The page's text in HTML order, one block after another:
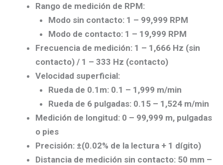
Rango de medición de RPM:
Modo sin contacto:1 – 99,999 RPM
Modo de contacto:1 – 19,999 RPM
Frecuencia de medición: 1 – 1,666 Hz (sin
contacto) / 1 – 333 Hz (contacto)
Velocidad superficial:
Rueda de 0.1m:0.1 – 1,999 m/min
Rueda de 6 pulgadas:0.15 – 1,524 m/min
Medición de longitud: 0 – 99,999 m, pulgadas
o pies
Precisión: ±(0.02% de la lectura + 1 dígito)
Distancia de medición sin contacto: 50 mm –